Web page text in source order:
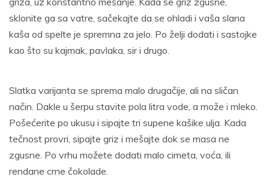
sklonite ga sa vatre, sačekajte da se ohladi i vaša slana
kaša od spelte je spremna za jelo. Po želji dodati i sastojke
kao što su kajmak, pavlaka, sir i drugo.
Slatka varijanta se sprema malo drugačije, ali na sličan
način. Dakle u šerpu stavite pola litra vode, a može i mleko.
Pošećerite po ukusu i sipajte tri supene kašike ulja. Kada
tečnost provri, sipajte griz i mešajte dok se masa ne
zgusne. Po vrhu možete dodati malo cimeta, voća, ili
rendane crne čokolade.